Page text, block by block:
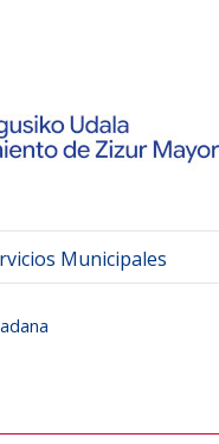
Municipales